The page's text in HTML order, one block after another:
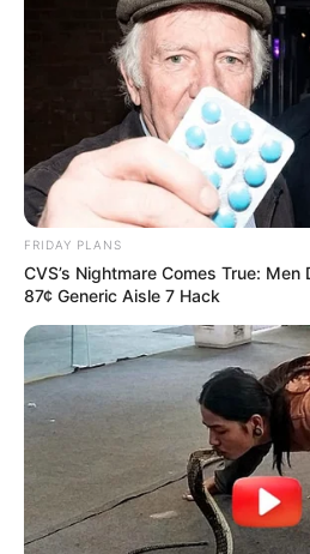
FRIDAY PLANS
CVS’s Nightmare Comes True:
87¢ Generic Aisle 7 Hack